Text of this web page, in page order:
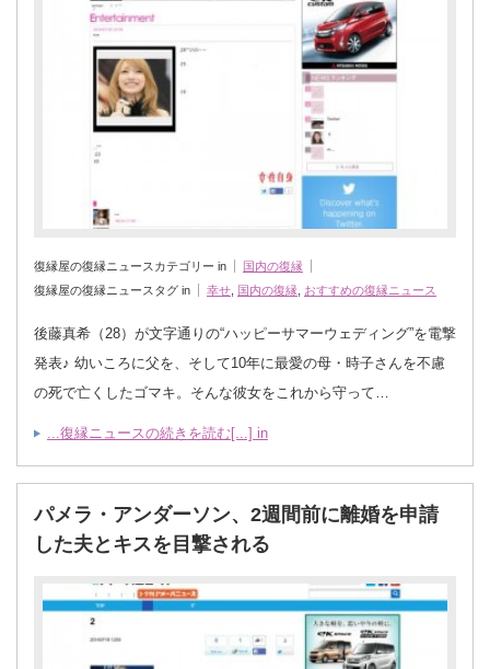
復縁屋の復縁ニュースカテゴリー in
国内の復縁
復縁屋の復縁ニュースタグ in
幸せ 国内の復縁 おすすめの復縁ニュース
後藤真希（28）が文字通りの“ハッピーサマーウェディング”を電撃
発表♪ 幼いころに父を、そして10年に最愛の母・時子さんを不慮
の死で亡くしたゴマキ。そんな彼女をこれから守って…
...復縁ニュースの続きを読む[...] in
パメラ・アンダーソン、2週間前に離婚を申請
した夫とキスを目撃される